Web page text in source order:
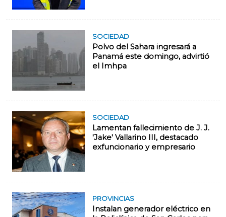
SOCIEDAD
Polvo del Sahara ingresará a
Panamá este domingo, advirtió
el Imhpa
SOCIEDAD
Lamentan fallecimiento de J. J.
'Jake' Vallarino III, destacado
exfuncionario y empresario
PROVINCIAS
Instalan generador eléctrico en